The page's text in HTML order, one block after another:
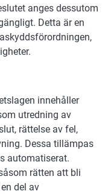
anges dessutom
Detta är en
innehåller
utredning av
rättelse av fel,
Dessa tillämpas
automatiserat.
rätten att bli
del av